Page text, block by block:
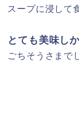
スープに浸して
とても美味し
ごちそうさまで